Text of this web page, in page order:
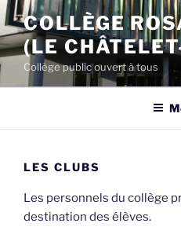
Aller
au
contenu
principal
COLLÈGE
(LE
Collège public ouvert à tous
LES CLUBS
Les personnels du collège
destination des élèves.